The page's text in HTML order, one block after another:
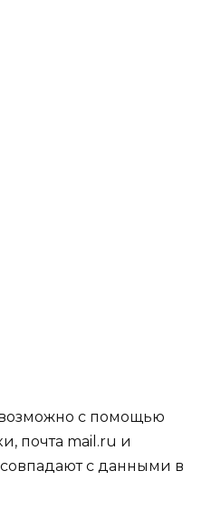
с помощью
почта mail.ru и
с данными в